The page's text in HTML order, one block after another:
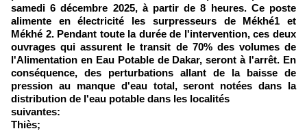
samedi 6 décembre 2025, à partir de 8 heures. Ce poste
alimente en électricité les surpresseurs de Mékhé1 et
Mékhé 2. Pendant toute la durée de l'intervention, ces deux
ouvrages qui assurent le transit de 70% des volumes de
l'Alimentation en Eau Potable de Dakar, seront à l'arrêt. En
conséquence, des perturbations allant de la baisse de
pression au manque d'eau total, seront notées dans la
distribution de l'eau potable dans les localités
suivantes:
Thiès;